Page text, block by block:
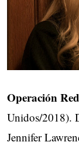
Operación
Unidos/2018).
Jennifer